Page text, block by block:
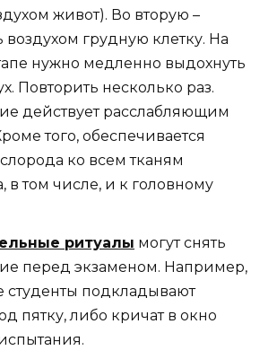
живот). Во вторую –
воздухом грудную клетку. На
нужно медленно выдохнуть
Повторить несколько раз.
действует расслабляющим
того, обеспечивается
ко всем тканям
в том числе, и к головному
ритуалы могут снять
перед экзаменом. Например,
студенты подкладывают
пятку, либо кричат в окно